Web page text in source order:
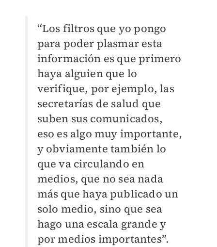
“Los filtros que yo pongo
para poder plasmar esta
información es que primero
haya alguien que lo
verifique, por ejemplo, las
secretarías de salud que
suben sus comunicados,
eso es algo muy importante,
y obviamente también lo
que va circulando en
medios, que no sea nada
más que haya publicado un
solo medio, sino que sea
hago una escala grande y
por medios importantes”.